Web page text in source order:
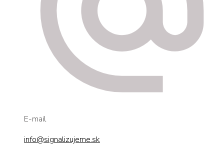
E-mail
info@signalizujeme.sk